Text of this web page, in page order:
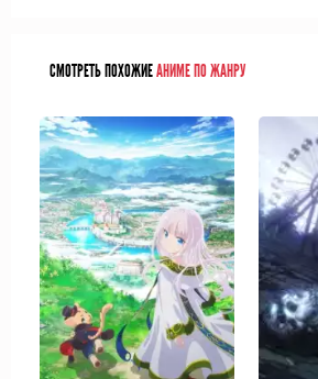
СМОТРЕТЬ ПОХОЖИЕАНИМЕ ПО ЖАНРУ